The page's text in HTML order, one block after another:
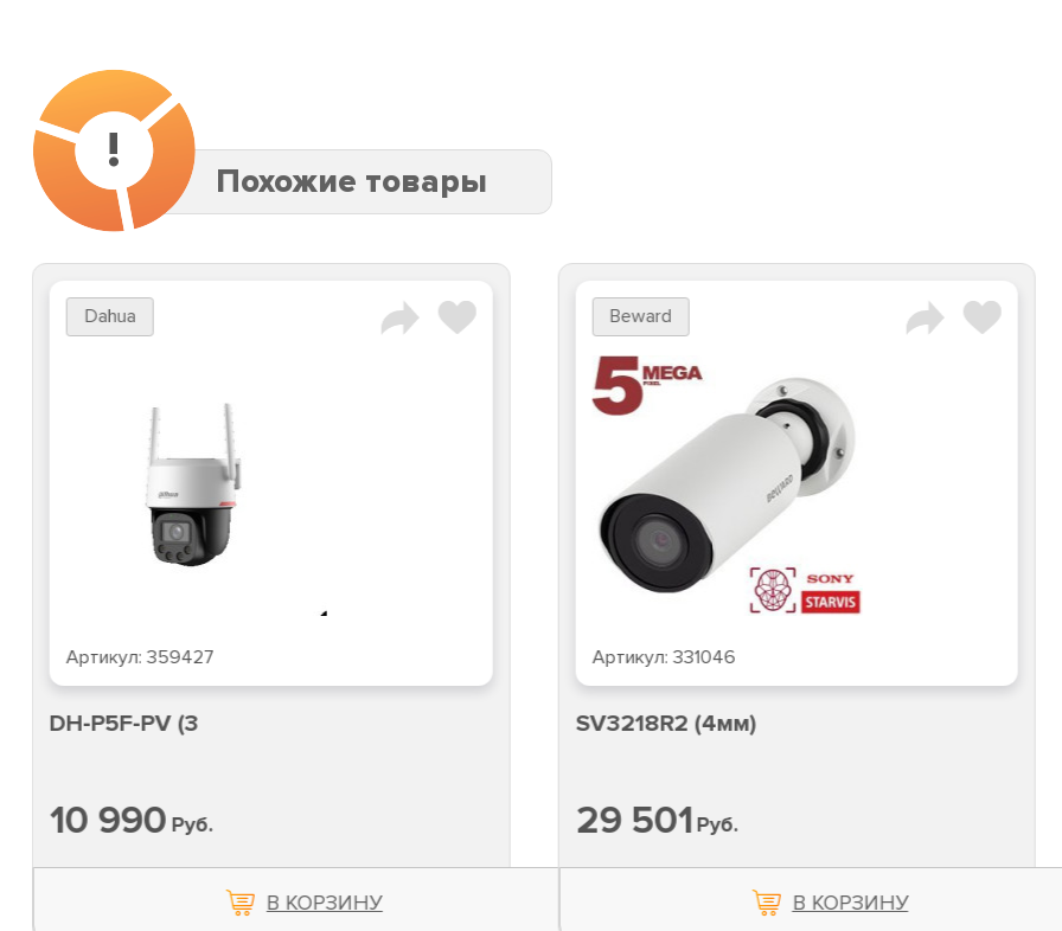
!
Похожие товары
Dahua
Артикул:359427
DH-P5F-PV (3
10 990 Руб.
В КОРЗИНУ
Beward
Артикул:331046
SV3218R2 (4мм)
29 501Руб.
В КОРЗИНУ